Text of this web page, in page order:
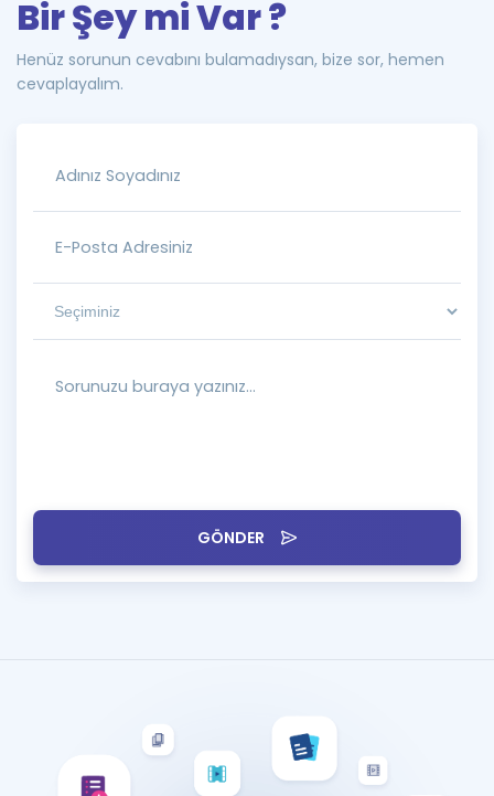
GÖNDER
Bir Şey mi Var ?
Henüz sorunun cevabını bulamadıysan, bize sor, hemen
cevaplayalım.